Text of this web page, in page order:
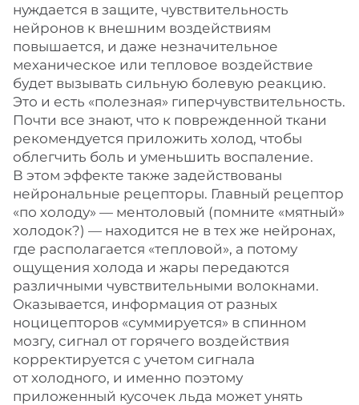
нуждается в защите, чувствительность
нейронов к внешним воздействиям
повышается, и даже незначительное
механическое или тепловое воздействие
будет вызывать сильную болевую реакцию.
Это и есть «полезная» гиперчувствительность.
Почти все знают, что к поврежденной ткани
рекомендуется приложить холод, чтобы
облегчить боль и уменьшить воспаление.
В этом эффекте также задействованы
нейрональные рецепторы. Главный рецептор
«по холоду» — ментоловый (помните «мятный»
холодок?) — находится не в тех же нейронах,
где располагается «тепловой», а потому
ощущения холода и жары передаются
различными чувствительными волокнами.
Оказывается, информация от разных
ноцицепторов «суммируется» в спинном
мозгу, сигнал от горячего воздействия
корректируется с учетом сигнала
от холодного, и именно поэтому
приложенный кусочек льда может унять